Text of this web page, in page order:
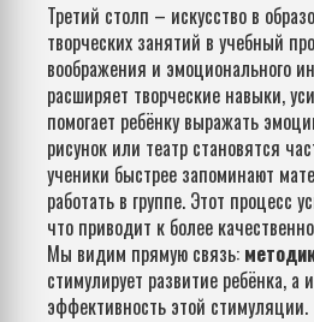
Третий столп – искусство в
творческих занятий в учебный
воображения и эмоционального
расширяет творческие навыки,
помогает ребёнку выражать
рисунок или театр становятся
ученики быстрее запоминают
работать в группе. Этот процесс
что приводит к более
Мы видим прямую связь:
стимулирует развитие ребёнка, а
эффективность этой стимуляции.